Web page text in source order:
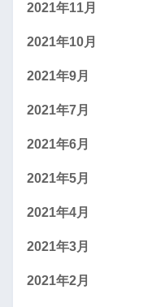
2021年11月
2021年10月
2021年9月
2021年7月
2021年6月
2021年5月
2021年4月
2021年3月
2021年2月